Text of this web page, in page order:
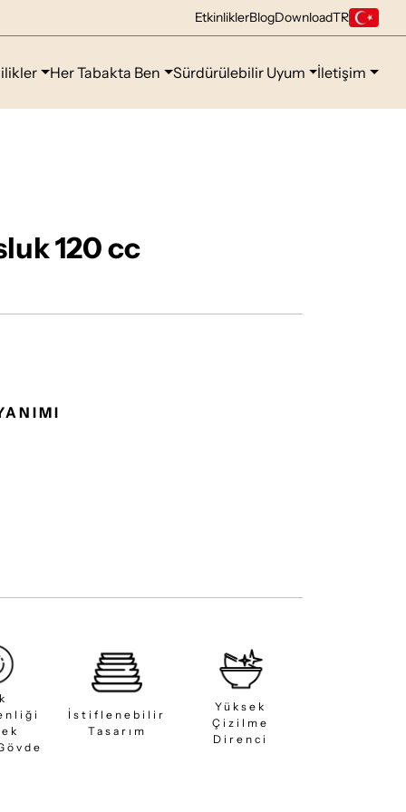
EtkinliklerBlogDownloadTR
Her Tabakta Ben Sürdürülebilir Uyum İletişim
120 cc
İstiflenebilir
Tasarım
Yüksek
Çizilme
Direnci